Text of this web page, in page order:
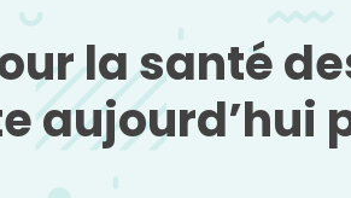
la santé
aujourd’hui